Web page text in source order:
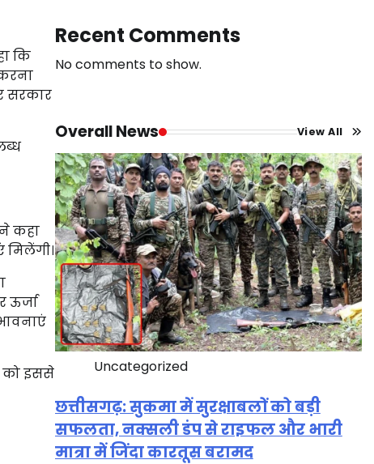
कि
सरकार
कहा
ऊर्जा
को इससे
Recent Comments
No comments to show.
Overall News View All
Uncategorized
छत्तीसगढ़: सुकमा में सुरक्षाबलों को बड़ी
सफलता, नक्सली डंप से राइफल और भारी
मात्रा में जिंदा कारतूस बरामद